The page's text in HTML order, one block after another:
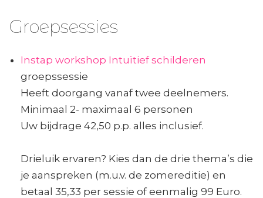
Groepsessies
Instap workshop Intuïtief schilderen
groepssessie
Heeft doorgang vanaf twee deelnemers.
Minimaal 2- maximaal 6 personen
Uw bijdrage 42,50 p.p. alles inclusief.
Drieluik ervaren? Kies dan de drie thema’s die
je aanspreken (m.u.v. de zomereditie) en
betaal 35,33 per sessie of eenmalig 99 Euro.